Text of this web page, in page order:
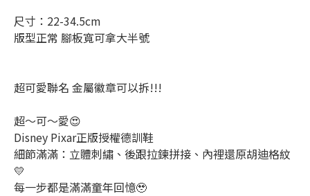
尺寸：22-34.5cm
版型正常 腳板寬可拿大半號
超可愛聯名 金屬徽章可以拆!!!
超～可～愛😍
Disney Pixar正版授權德訓鞋
細節滿滿：立體刺繡、後跟拉鍊拼接、內裡還原胡迪格紋
💛
每一步都是滿滿童年回憶🥹